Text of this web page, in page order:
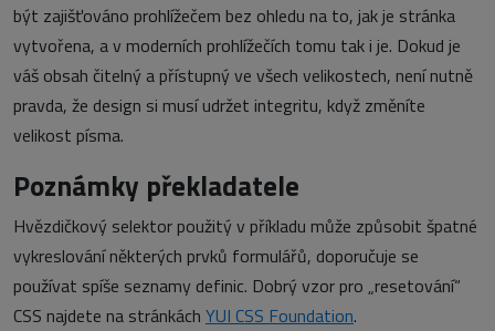
být zajišťováno prohlížečem bez ohledu na to, jak je stránka
vytvořena, a v moderních prohlížečích tomu tak i je. Dokud je
váš obsah čitelný a přístupný ve všech velikostech, není nutně
pravda, že design si musí udržet integritu, když změníte
velikost písma.
Poznámky překladatele
Hvězdičkový selektor použitý v příkladu může způsobit špatné
vykreslování některých prvků formulářů, doporučuje se
používat spíše seznamy definic. Dobrý vzor pro „resetování“
CSS najdete na stránkách YUI CSS Foundation.